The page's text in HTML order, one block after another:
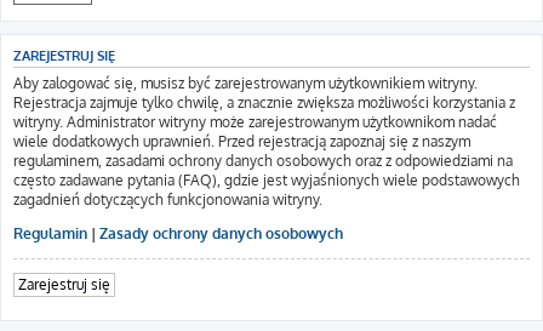
ZAREJESTRUJ SIĘ
Aby zalogować się, musisz być zarejestrowanym użytkownikiem witryny.
Rejestracja zajmuje tylko chwilę, a znacznie zwiększa możliwości korzystania z
witryny. Administrator witryny może zarejestrowanym użytkownikom nadać
wiele dodatkowych uprawnień. Przed rejestracją zapoznaj się z naszym
regulaminem, zasadami ochrony danych osobowych oraz z odpowiedziami na
często zadawane pytania (FAQ), gdzie jest wyjaśnionych wiele podstawowych
zagadnień dotyczących funkcjonowania witryny.
Regulamin | Zasady ochrony danych osobowych
Zarejestruj się